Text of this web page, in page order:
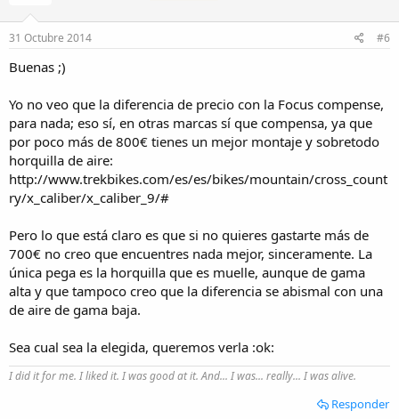
31 Octubre 2014 #6
Buenas ;)
Yo no veo que la diferencia de precio con la Focus compense,
para nada; eso sí, en otras marcas sí que compensa, ya que
por poco más de 800€ tienes un mejor montaje y sobretodo
horquilla de aire:
http://www.trekbikes.com/es/es/bikes/mountain/cross_count
ry/x_caliber/x_caliber_9/#
Pero lo que está claro es que si no quieres gastarte más de
700€ no creo que encuentres nada mejor, sinceramente. La
única pega es la horquilla que es muelle, aunque de gama
alta y que tampoco creo que la diferencia se abismal con una
de aire de gama baja.
Sea cual sea la elegida, queremos verla :ok:
I did it for me. I liked it. I was good at it. And... I was... really... I was alive.
Responder